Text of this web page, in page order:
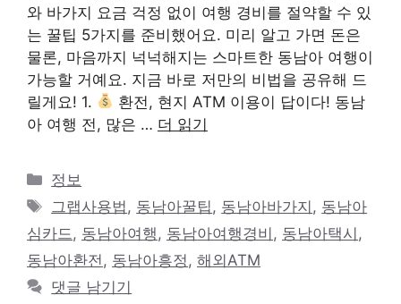
와 바가지 요금 걱정 없이 여행 경비를 절약할 수 있
는 꿀팁 5가지를 준비했어요. 미리 알고 가면 돈은
물론, 마음까지 넉넉해지는 스마트한 동남아 여행이
가능할 거예요. 지금 바로 저만의 비법을 공유해 드
릴게요! 1.
환전, 현지 ATM 이용이 답이다! 동남
아 여행 전, 많은 … 더 읽기
카
테
리
정보
태
그
그랩사용법 , 동남아꿀팁 , 동남아바가지 , 동남아
심카드 , 동남아여행 , 동남아여행경비 , 동남아택시 ,
동남아환전 , 동남아흥정 , 해외ATM
댓글 남기기